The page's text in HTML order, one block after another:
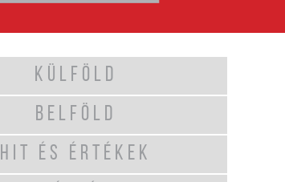
KÜLFÖLD
BELFÖLD
HIT ÉS ÉRTÉKEK